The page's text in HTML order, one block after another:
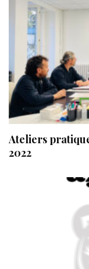
Ateliers
2022